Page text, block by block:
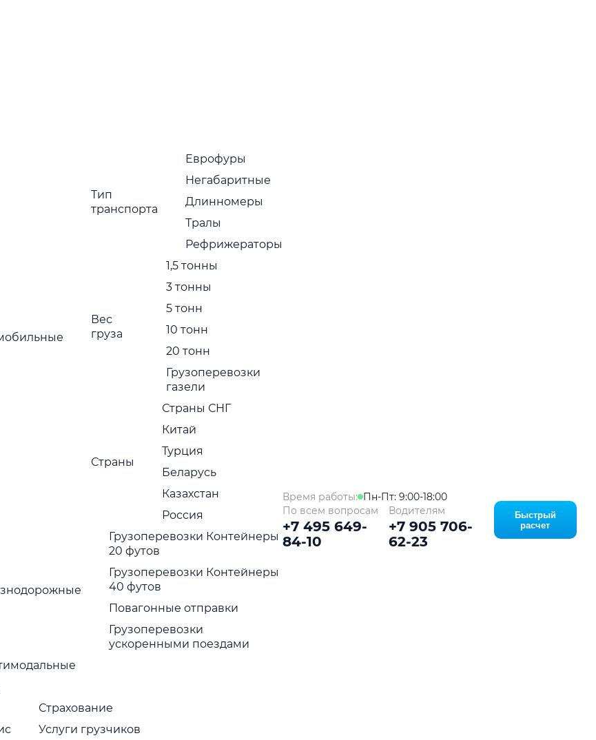
Тип
транспорта
Еврофуры
Негабаритные
Длинномеры
Тралы
Рефрижераторы
Вес
груза
1,5 тонны
3 тонны
5 тонн
10 тонн
20 тонн
Грузоперевозки
газели
Страны
Страны СНГ
Китай
Турция
Беларусь
Казахстан
Россия
Грузоперевозки Контейнеры
20 футов
Грузоперевозки Контейнеры
40 футов
Повагонные отправки
Грузоперевозки
ускоренными поездами
Страхование
Услуги грузчиков
Время работы: Пн-Пт: 9:00-18:00
По всем вопросам
+7 495 649-
84-10
Водителям
+7 905 706-
62-23
Быстрый
расчет
на кнопку отправить Вы соглашаетесь с